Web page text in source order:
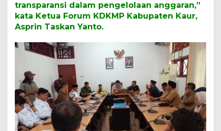
n
G
i
K
o
p
e
r
a
transparansi dalam pengelolaan anggaran,”
kata Ketua Forum KDKMP Kabupaten Kaur,
Asprin Taskan Yanto.